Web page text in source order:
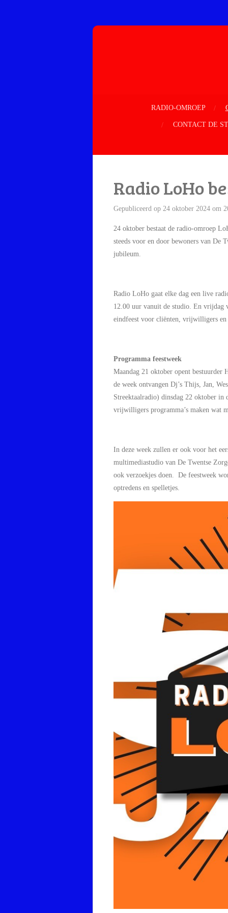
RADIO-OMROEP
CONTACT DE
Radio LoHo
Gepubliceerd op 24 oktober 2024 om
24 oktober bestaat de radio-omroep Lo
steeds voor en door bewoners van De
jubileum.
Radio LoHo gaat elke dag een live
12.00 uur vanuit de studio . En vrijdag
eindfeest voor cliënten , vrijwilligers en
Programma feestweek
Maandag 21 oktober opent bestuurder
de week ontvangen Dj’s Thijs , Jan ,
Streektaalradio) dinsdag 22 oktober in
vrijwilligers programma’s maken wat
In deze week zullen er ook voor het
multimediastudio van De Twentse
ook verzoekjes doen.
De feestweek
optredens en spelletjes.